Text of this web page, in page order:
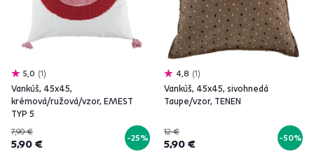
5,0 1
Vankúš, 45x45,
krémová/ružová/vzor, EMEST
TYP 5
7,90 €
5,90 € -25%
4,8 1
Vankúš, 45x45, sivohnedá
Taupe/vzor, TENEN
12 €
5,90 € -50%